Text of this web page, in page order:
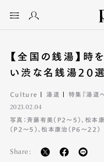
【全国の銭湯】時
い渋な名銭湯20選
Culture 湯道 特集『湯道へ
2023.02.04
写真：斉藤有美（P2〜5）、松本
（P2〜5）、松本康治（P6〜22）
Share: